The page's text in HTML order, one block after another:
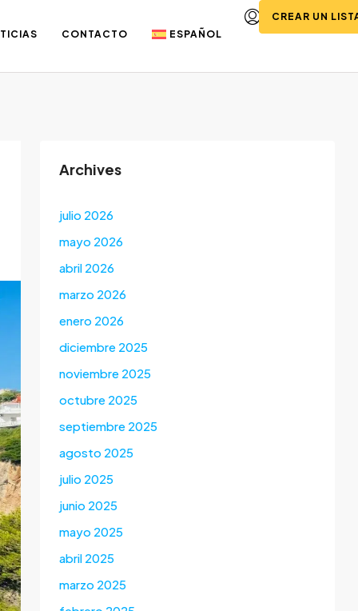
CONTACTO ESPAÑOL
CREAR UN
Archives
julio 2026
mayo 2026
abril 2026
marzo 2026
enero 2026
diciembre 2025
noviembre 2025
octubre 2025
septiembre 2025
agosto 2025
julio 2025
junio 2025
mayo 2025
abril 2025
marzo 2025